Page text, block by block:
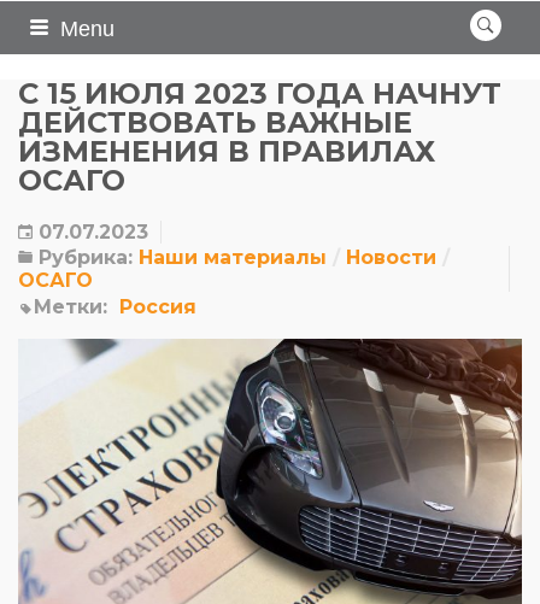
Menu
С 15 ИЮЛЯ 2023 ГОДА НАЧНУТ
ДЕЙСТВОВАТЬ ВАЖНЫЕ
ИЗМЕНЕНИЯ В ПРАВИЛАХ
ОСАГО
07.07.2023
Рубрика: Наши материалы
Новости
ОСАГО
Метки: Россия